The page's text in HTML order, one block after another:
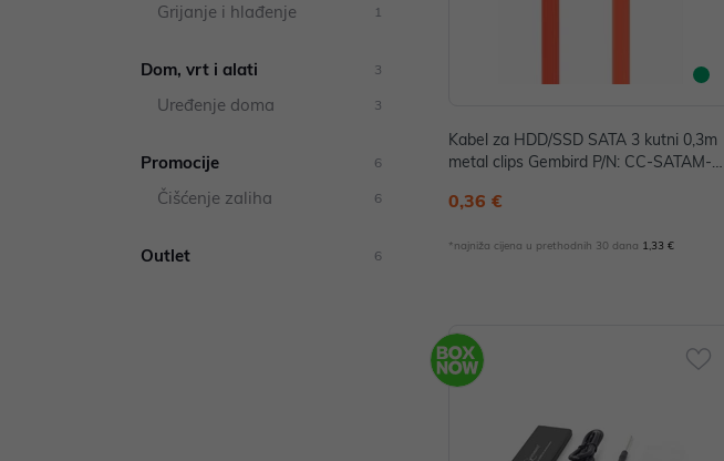
Grijanje i hlađenje 1
Dom, vrt i alati 3
Uređenje doma 3
Promocije 6
Čišćenje zaliha 6
Outlet 6
Kabel za HDD/SSD SATA 3 kutni 0,3m
metal clips Gembird P/N: CC-SATAM-DA
0,36 €
*najniža cijena u prethodnih 30 dana 1,33 €